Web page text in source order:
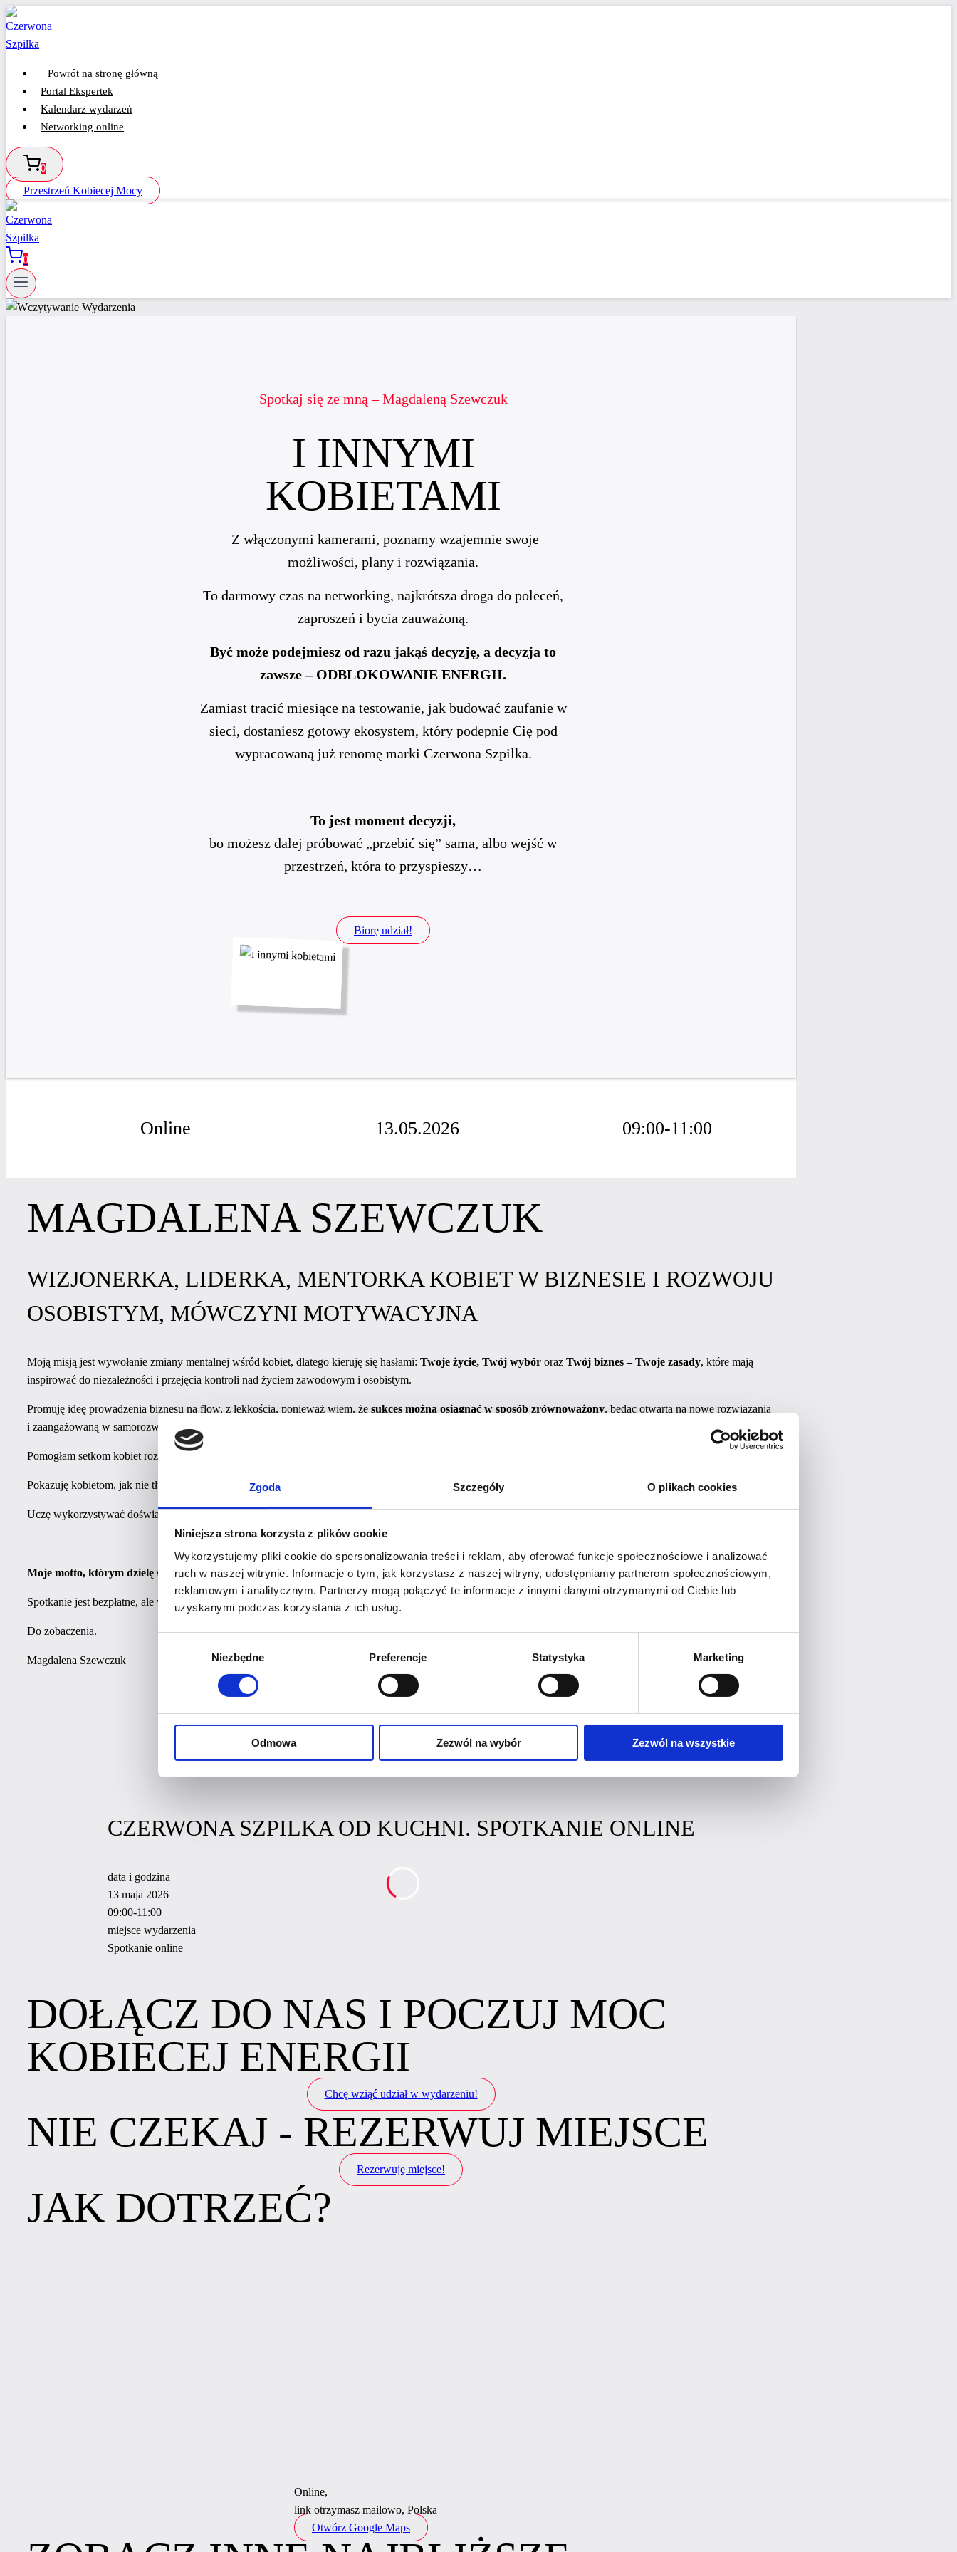
Zgoda Szczegóły O plikach cookies
Niniejsza strona korzysta z plików cookie
Wykorzystujemy pliki cookie do spersonalizowania treści i reklam, aby oferować funkcje społecznościowe i analizować
ruch w naszej witrynie. Informacje o tym, jak korzystasz z naszej witryny, udostępniamy partnerom społecznościowym,
reklamowym i analitycznym. Partnerzy mogą połączyć te informacje z innymi danymi otrzymanymi od Ciebie lub
uzyskanymi podczas korzystania z ich usług.
Niezbędne Preferencje Statystyka Marketing
Odmowa Zezwól na wybór Zezwól na wszystkie
Przejdź
do
treści
Powrót na stronę główną
Portal Ekspertek
Kalendarz wydarzeń
Networking online
0
Przestrzeń Kobiecej Mocy
0
Spotkaj się ze mną – Magdaleną Szewczuk
I INNYMI
KOBIETAMI
Z włączonymi kamerami, poznamy wzajemnie swoje
możliwości, plany i rozwiązania.
To darmowy czas na networking, najkrótsza droga do poleceń,
zaproszeń i bycia zauważoną.
Być może podejmiesz od razu jakąś decyzję, a decyzja to
zawsze – ODBLOKOWANIE ENERGII.
Zamiast tracić miesiące na testowanie, jak budować zaufanie w
sieci, dostaniesz gotowy ekosystem, który podepnie Cię pod
wypracowaną już renomę marki Czerwona Szpilka.
To jest moment decyzji,
bo możesz dalej próbować „przebić się” sama, albo wejść w
przestrzeń, która to przyspieszy…
Biorę udział!
Online 13.05.2026 09:00-11:00
MAGDALENA SZEWCZUK
WIZJONERKA, LIDERKA, MENTORKA KOBIET W BIZNESIE I ROZWOJU
OSOBISTYM, MÓWCZYNI MOTYWACYJNA
Moją misją jest wywołanie zmiany mentalnej wśród kobiet, dlatego kieruję się hasłami: Twoje życie, Twój wybór oraz Twój biznes – Twoje zasady, które mają
inspirować do niezależności i przejęcia kontroli nad życiem zawodowym i osobistym.
Promuję ideę prowadzenia biznesu na flow, z lekkością, ponieważ wiem, że sukces można osiągnąć w sposób zrównoważony, będąc otwartą na nowe rozwiązania
i zaangażowaną w samorozwój.
Pomogłam setkom kobiet rozwinąć skrzydła i wznosić się na kolejne poziomy we własnym tempie aż do osiągnięcia pełni wolności w decyzjach, finansach.
Pokazuję kobietom, jak nie tłumić swojej ambicji i akceptować siebie – transformując ograniczające myśli w przekonanie o własnej wartości.
Uczę wykorzystywać doświadczenia, jako narzędzia do budowy odporności i nowej tożsamości.
Moje motto, którym dzielę się od lat to: Twoje życie – Twój wybór.
Spotkanie jest bezpłatne, ale wymagana jest wcześniejsza rezerwacja.
Do zobaczenia.
Magdalena Szewczuk
ZAPISZ SIĘ JUŻ TERAZ!
Kupuję bilet!
CZERWONA SZPILKA OD KUCHNI. SPOTKANIE ONLINE
data i godzina
13 maja 2026
09:00-11:00
miejsce wydarzenia
Spotkanie online
DOŁĄCZ DO NAS I POCZUJ MOC
KOBIECEJ ENERGII
Chcę wziąć udział w wydarzeniu!
NIE CZEKAJ - REZERWUJ MIEJSCE
Rezerwuję miejsce!
JAK DOTRZEĆ?
Online,
link otrzymasz mailowo, Polska
Otwórz Google Maps